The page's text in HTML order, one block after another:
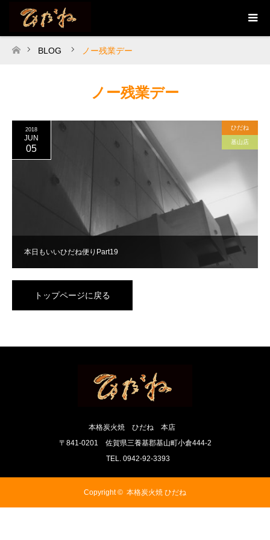
ホーム
BLOG ノー残業デー
ノー残業デー
本日もいいひだね便りPart19
2018
JUN
05
ひだね
基山店
トップページに戻る
本格炭火焼 ひだね 本店
〒841-0201 佐賀県三養基郡基山町小倉444-2
TEL. 0942-92-3393
Copyright © 本格炭火焼 ひだね